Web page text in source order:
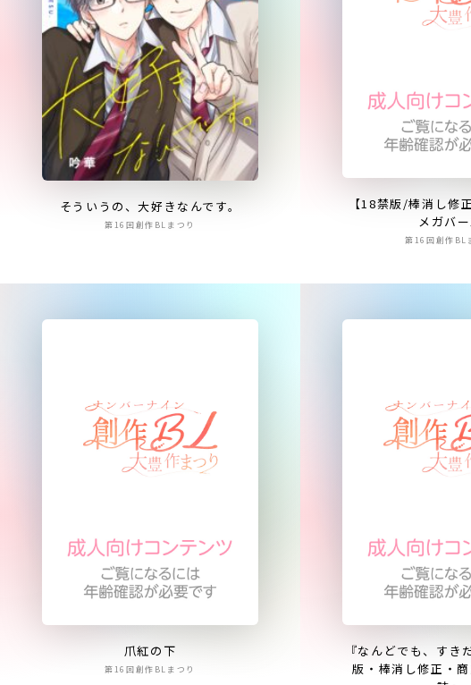
そういうの、大好きなんです。
第16回創作BLまつり
【18禁版/棒消し修
メガバー
第16回創作BL
爪紅の下
第16回創作BLまつり
『なんどでも、すき
版・棒消し修正・